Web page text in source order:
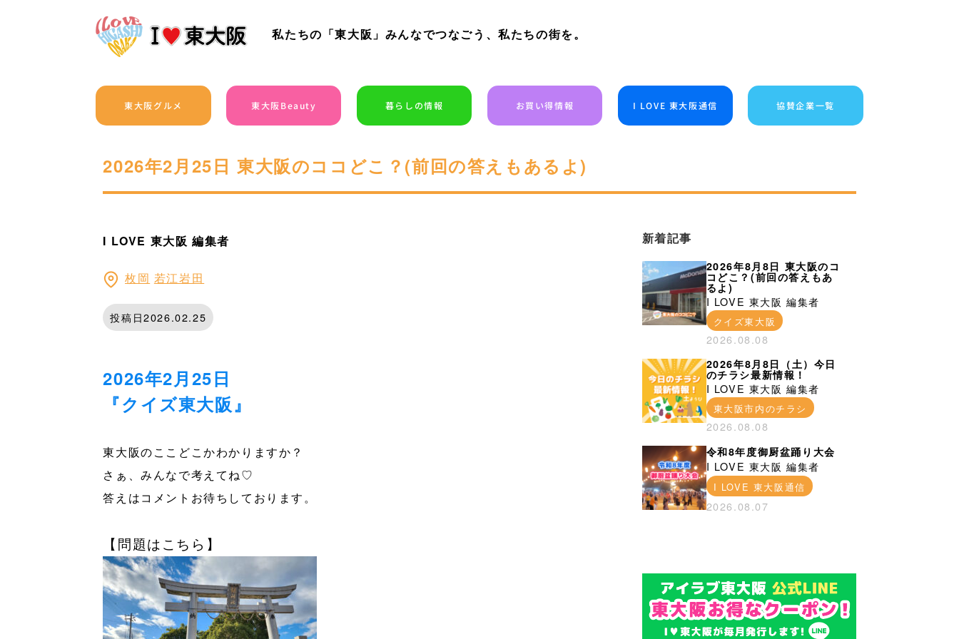
私たちの「東大阪」みんなでつなごう、私たちの街を。
東大阪グルメ 東大阪Beauty 暮らしの情報 お買い得情報 I LOVE 東大阪通信 協賛企業一覧
2026年2月25日 東大阪のココどこ？(前回の答えもあるよ)
I LOVE 東大阪 編集者
枚岡 若江岩田
投稿日2026.02.25
2026年2月25日
『クイズ東大阪』
東大阪のここどこかわかりますか？
さぁ、みんなで考えてね♡
答えはコメントお待ちしております。
【問題はこちら】
新着記事
2026年8月8日 東大阪のコ
コどこ？(前回の答えもあ
るよ)
I LOVE 東大阪 編集者
クイズ東大阪
2026.08.08
2026年8月8日（土）今日
のチラシ最新情報！
I LOVE 東大阪 編集者
東大阪市内のチラシ
2026.08.08
令和8年度御厨盆踊り大会
I LOVE 東大阪 編集者
I LOVE 東大阪通信
2026.08.07